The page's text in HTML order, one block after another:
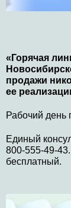
«Горячая
продажи
ее
Рабочий день
Единый
800-555-49-
бесплатный.